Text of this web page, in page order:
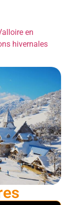
en
hivernales